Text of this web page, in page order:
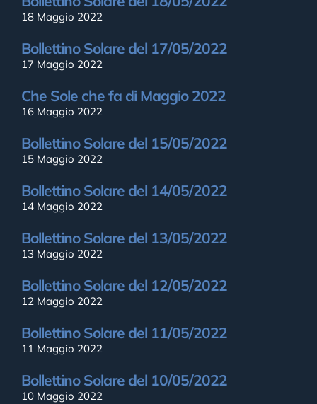
18 Maggio 2022
Bollettino Solare del 17/05/2022
17 Maggio 2022
Che Sole che fa di Maggio 2022
16 Maggio 2022
Bollettino Solare del 15/05/2022
15 Maggio 2022
Bollettino Solare del 14/05/2022
14 Maggio 2022
Bollettino Solare del 13/05/2022
13 Maggio 2022
Bollettino Solare del 12/05/2022
12 Maggio 2022
Bollettino Solare del 11/05/2022
11 Maggio 2022
Bollettino Solare del 10/05/2022
10 Maggio 2022